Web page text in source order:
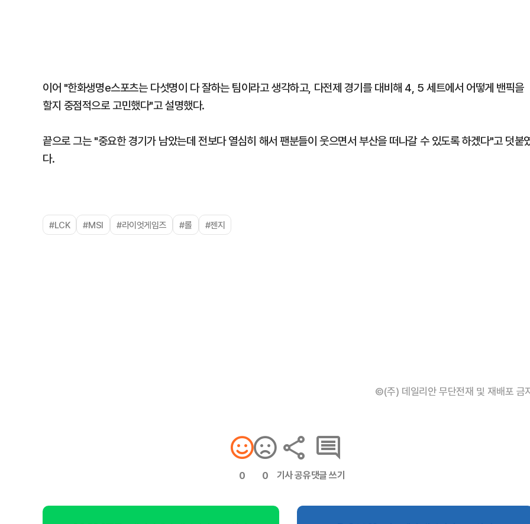
이어 "한화생명e스포츠는 다섯명이 다 잘하는 팀이라고 생각하고, 다전제 경기를 대비해 4, 5 세트에서 어떻게 밴픽을
할지 중점적으로 고민했다"고 설명했다.
끝으로 그는 "중요한 경기가 남았는데 전보다 열심히 해서 팬분들이 웃으면서 부산을 떠나갈 수 있도록 하겠다"고 덧붙
다.
#LCK #MSI #라이엇게임즈 #롤 #젠지
©(주) 데일리안 무단전재 및 재배포 금
0 0 기사 공유댓글 쓰기